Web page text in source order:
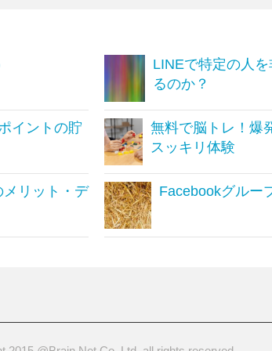
LINEで特定の人
るのか？
イントの貯
無料で脳トレ！爆
スッキリ体験
リット・デ
Facebookグルー